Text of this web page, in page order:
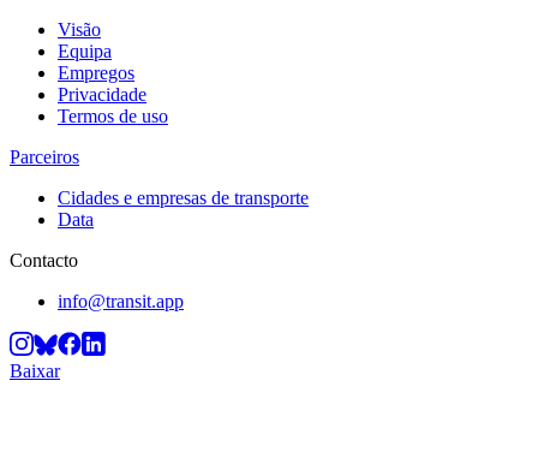
Visão
Equipa
Empregos
Privacidade
Termos de uso
Parceiros
Cidades e empresas de transporte
Data
Contacto
info@transit.app
Baixar